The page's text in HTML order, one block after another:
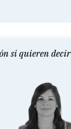
si quieren decir